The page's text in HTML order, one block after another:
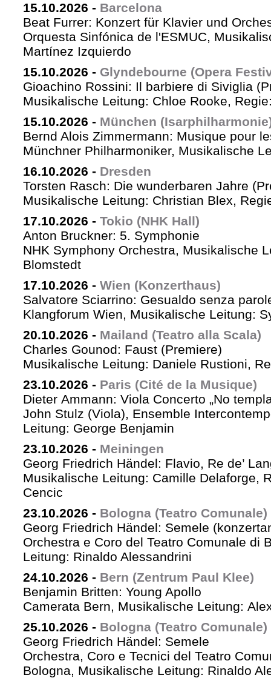
15.10.2026 - Barcelona
Beat Furrer: Konzert für Klavier und
Orquesta Sinfónica de l'ESMUC,
Martínez Izquierdo
15.10.2026 - Glyndebourne (Opera
Gioachino Rossini: Il barbiere di Siviglia
Musikalische Leitung: Chloe Rooke,
15.10.2026 - München
Bernd Alois Zimmermann: Musique pour
Münchner Philharmoniker, Musikalische
16.10.2026 - Dresden
Torsten Rasch: Die wunderbaren Jahre
Musikalische Leitung: Christian Blex,
17.10.2026 - Tokio (NHK Hall)
Anton Bruckner: 5. Symphonie
NHK Symphony Orchestra, Musikalische
Blomstedt
17.10.2026 - Wien (Konzerthaus)
Salvatore Sciarrino: Gesualdo senza
Klangforum Wien, Musikalische Leitung:
20.10.2026 - Mailand (Teatro alla Scala)
Charles Gounod: Faust (Premiere)
Musikalische Leitung: Daniele Rustioni,
23.10.2026 - Paris (Cité de la Musique)
Dieter Ammann: Viola Concerto „No
John Stulz (Viola), Ensemble
Leitung: George Benjamin
23.10.2026 - Meiningen
Georg Friedrich Händel: Flavio, Re de’
Musikalische Leitung: Camille Delaforge,
Cencic
23.10.2026 - Bologna (Teatro Comunale)
Georg Friedrich Händel: Semele
Orchestra e Coro del Teatro Comunale di
Leitung: Rinaldo Alessandrini
24.10.2026 - Bern (Zentrum Paul Klee)
Benjamin Britten: Young Apollo
Camerata Bern, Musikalische Leitung:
25.10.2026 - Bologna (Teatro Comunale)
Georg Friedrich Händel: Semele
Orchestra, Coro e Tecnici del Teatro
Bologna, Musikalische Leitung: Rinaldo